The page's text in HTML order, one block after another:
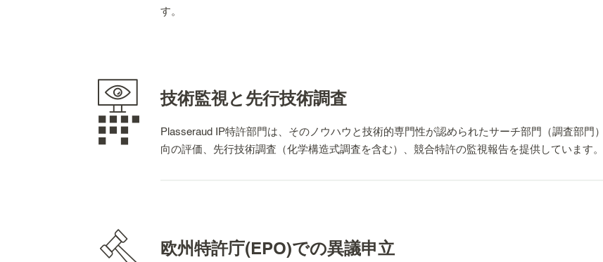
す。
技術監視と先行技術調査
Plasseraud IP特許部門は、そのノウハウと技術的専門性が認められたサーチ部門（調査部門
向の評価、先行技術調査（化学構造式調査を含む）、競合特許の監視報告を提供しています。
また、サーチ部門は、マッピングや統計調査を通じた複雑な特許調査や競合する知財調査
ています。
欧州特許庁(EPO)での異議申立